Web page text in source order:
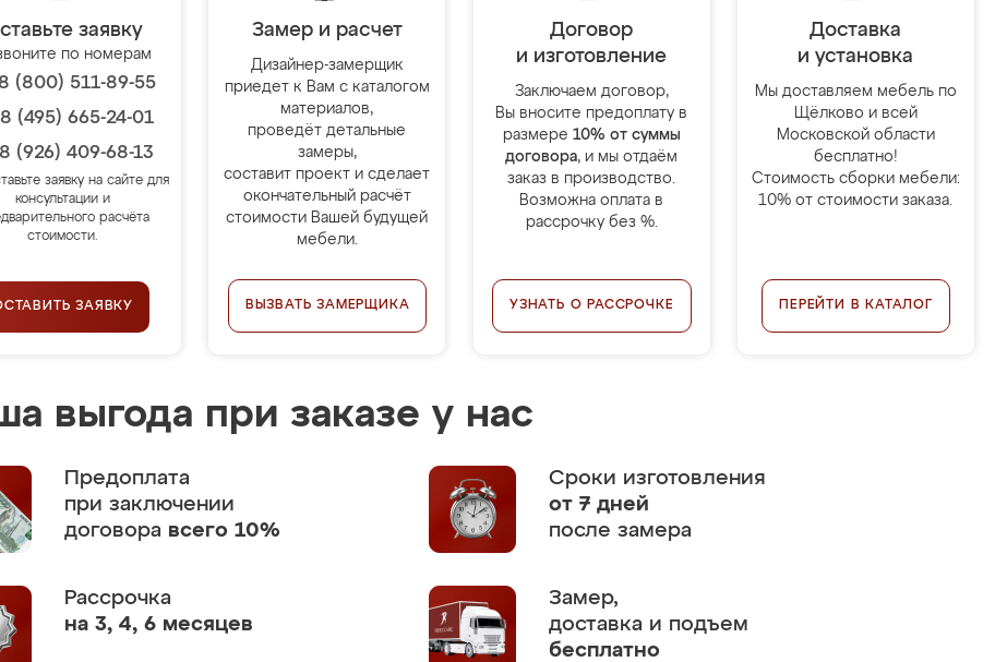
заявку
по номерам
(800) 511-89-55
8 (495) 665-24-01
8 (926) 409-68-13
заявку на сайте для
консультации и
расчёта
стоимости.
ЗАЯВКУ
Замер и расчет
Дизайнер-замерщик
приедет к Вам с каталогом
материалов,
проведёт детальные
замеры,
составит проект и сделает
окончательный расчёт
стоимости Вашей будущей
мебели.
ВЫЗВАТЬ ЗАМЕРЩИКА
Договор
и изготовление
Заключаем договор,
Вы вносите предоплату в
размере 10% от суммы
договора, и мы отдаём
заказ в производство.
Возможна оплата в
рассрочку без %.
УЗНАТЬ О РАССРОЧКЕ
Доставка
и установка
Мы доставляем мебель по
Щёлково и всей
Московской области
бесплатно!
Стоимость сборки мебели:
10% от стоимости заказа.
ПЕРЕЙТИ В КАТАЛОГ
выгода при заказе у нас
Предоплата
при заключении
договора всего 10%
Сроки изготовления
от 7 дней
после замера
Рассрочка
на 3, 4, 6 месяцев
Замер,
доставка и подъем
бесплатно